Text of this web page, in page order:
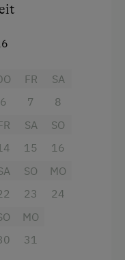
lädt zum
ein.
verleiht der
alpinen Charme
6
FR
7
SA
8
SA
15
SO
16
SO
23
MO
24
MO
31